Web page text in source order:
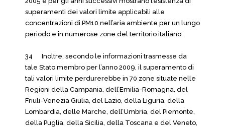
superamenti dei valori limite applicabili alle
concentrazioni di PM10 nell’aria ambiente per un lungo
periodo e in numerose zone del territorio italiano.
34 Inoltre, secondo le informazioni trasmesse da
tale Stato membro per l’anno 2009, il superamento di
tali valori limite perdurerebbe in 70 zone situate nelle
Regioni della Campania, dell’Emilia-Romagna, del
Friuli-Venezia Giulia, del Lazio, della Liguria, della
Lombardia, delle Marche, dell’Umbria, del Piemonte,
della Puglia, della Sicilia, della Toscana e del Veneto,